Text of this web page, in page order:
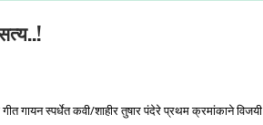
गायन स्पर्धेत कवी/शाहीर तुषार पंदेरे प्रथम क्रमांकाने विजयी